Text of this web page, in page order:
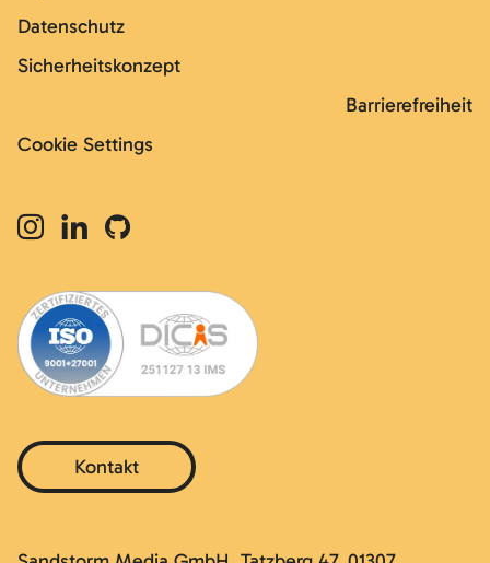
Datenschutz
Sicherheitskonzept
Barrierefreiheit
Cookie Settings
Kontakt